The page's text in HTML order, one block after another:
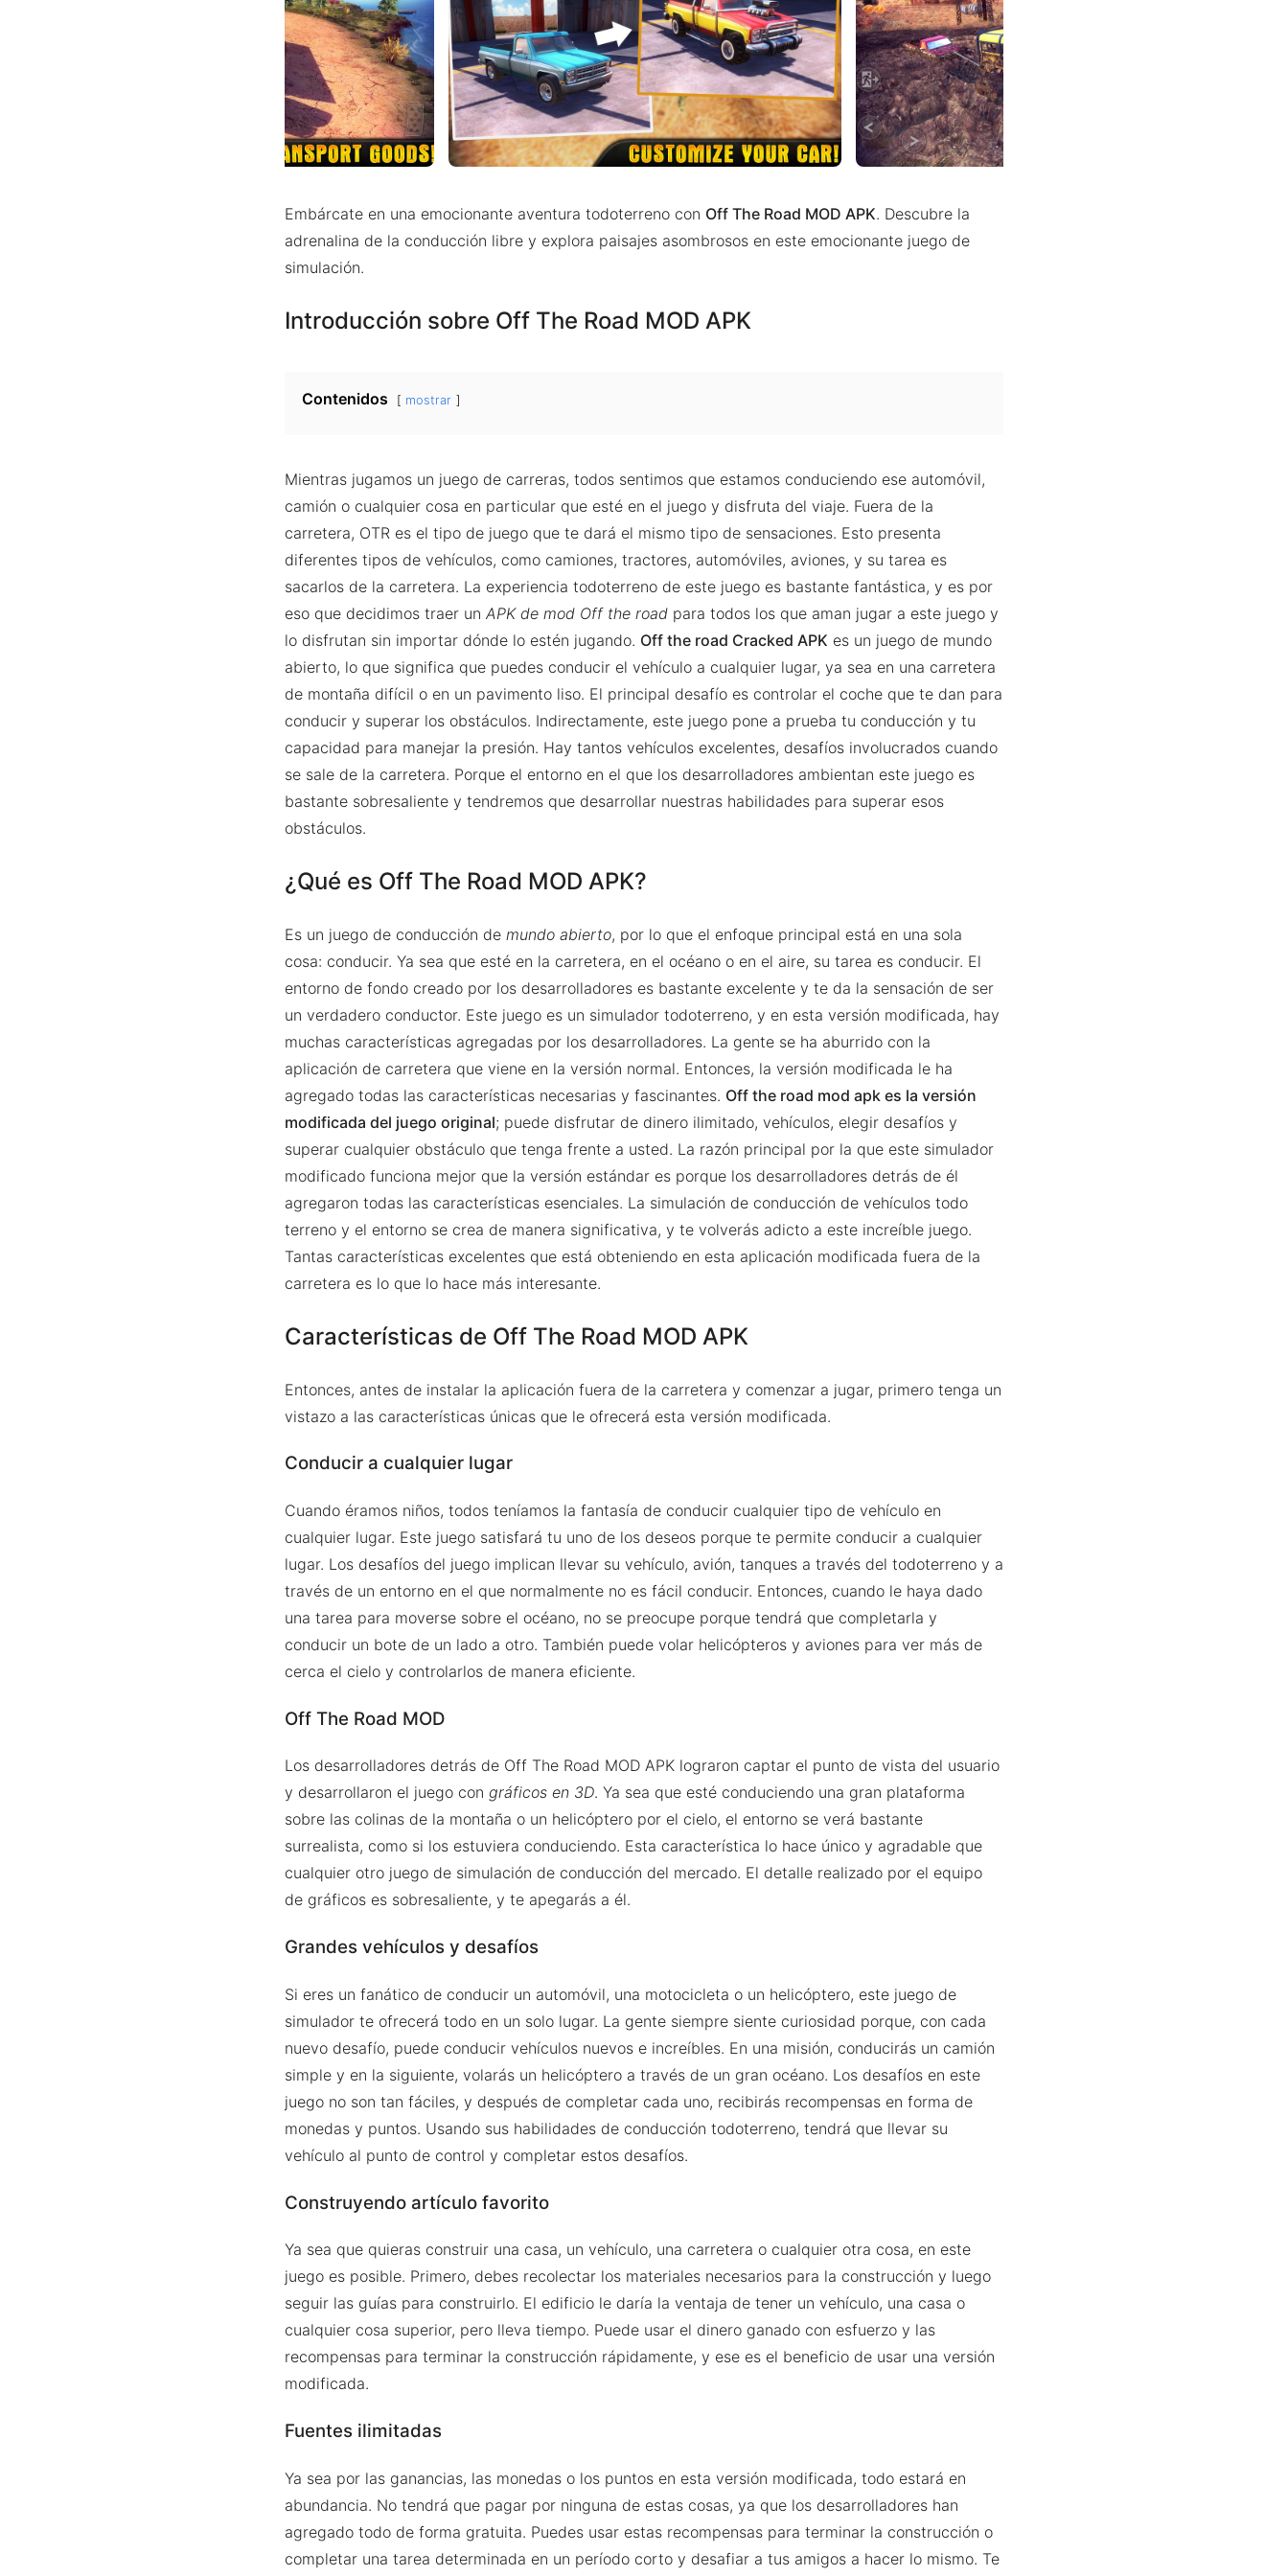
Embárcate en una emocionante aventura todoterreno con Off The Road MOD APK. Descubre la
adrenalina de la conducción libre y explora paisajes asombrosos en este emocionante juego de
simulación.
Introducción sobre Off The Road MOD APK
Contenidos mostrar
Mientras jugamos un juego de carreras, todos sentimos que estamos conduciendo ese automóvil,
camión o cualquier cosa en particular que esté en el juego y disfruta del viaje. Fuera de la
carretera, OTR es el tipo de juego que te dará el mismo tipo de sensaciones. Esto presenta
diferentes tipos de vehículos, como camiones, tractores, automóviles, aviones, y su tarea es
sacarlos de la carretera. La experiencia todoterreno de este juego es bastante fantástica, y es por
eso que decidimos traer un APK de mod Off the roadpara todos los que aman jugar a este juego y
lo disfrutan sin importar dónde lo estén jugando. Off the road Cracked APK es un juego de mundo
abierto, lo que significa que puedes conducir el vehículo a cualquier lugar, ya sea en una carretera
de montaña difícil o en un pavimento liso. El principal desafío es controlar el coche que te dan para
conducir y superar los obstáculos. Indirectamente, este juego pone a prueba tu conducción y tu
capacidad para manejar la presión. Hay tantos vehículos excelentes, desafíos involucrados cuando
se sale de la carretera. Porque el entorno en el que los desarrolladores ambientan este juego es
bastante sobresaliente y tendremos que desarrollar nuestras habilidades para superar esos
obstáculos.
¿Qué es Off The Road MOD APK?
Es un juego de conducción de mundo abierto, por lo que el enfoque principal está en una sola
cosa: conducir. Ya sea que esté en la carretera, en el océano o en el aire, su tarea es conducir. El
entorno de fondo creado por los desarrolladores es bastante excelente y te da la sensación de ser
un verdadero conductor. Este juego es un simulador todoterreno, y en esta versión modificada, hay
muchas características agregadas por los desarrolladores. La gente se ha aburrido con la
aplicación de carretera que viene en la versión normal. Entonces, la versión modificada le ha
agregado todas las características necesarias y fascinantes. Off the road mod apk es la versión
modificada del juego original; puede disfrutar de dinero ilimitado, vehículos, elegir desafíos y
superar cualquier obstáculo que tenga frente a usted. La razón principal por la que este simulador
modificado funciona mejor que la versión estándar es porque los desarrolladores detrás de él
agregaron todas las características esenciales. La simulación de conducción de vehículos todo
terreno y el entorno se crea de manera significativa, y te volverás adicto a este increíble juego.
Tantas características excelentes que está obteniendo en esta aplicación modificada fuera de la
carretera es lo que lo hace más interesante.
Características de Off The Road MOD APK
Entonces, antes de instalar la aplicación fuera de la carretera y comenzar a jugar, primero tenga un
vistazo a las características únicas que le ofrecerá esta versión modificada.
Conducir a cualquier lugar
Cuando éramos niños, todos teníamos la fantasía de conducir cualquier tipo de vehículo en
cualquier lugar. Este juego satisfará tu uno de los deseos porque te permite conducir a cualquier
lugar. Los desafíos del juego implican llevar su vehículo, avión, tanques a través del todoterreno y a
través de un entorno en el que normalmente no es fácil conducir. Entonces, cuando le haya dado
una tarea para moverse sobre el océano, no se preocupe porque tendrá que completarla y
conducir un bote de un lado a otro. También puede volar helicópteros y aviones para ver más de
cerca el cielo y controlarlos de manera eficiente.
Off The Road MOD
Los desarrolladores detrás de Off The Road MOD APK lograron captar el punto de vista del usuario
y desarrollaron el juego con gráficos en 3D. Ya sea que esté conduciendo una gran plataforma
sobre las colinas de la montaña o un helicóptero por el cielo, el entorno se verá bastante
surrealista, como si los estuviera conduciendo. Esta característica lo hace único y agradable que
cualquier otro juego de simulación de conducción del mercado. El detalle realizado por el equipo
de gráficos es sobresaliente, y te apegarás a él.
Grandes vehículos y desafíos
Si eres un fanático de conducir un automóvil, una motocicleta o un helicóptero, este juego de
simulador te ofrecerá todo en un solo lugar. La gente siempre siente curiosidad porque, con cada
nuevo desafío, puede conducir vehículos nuevos e increíbles. En una misión, conducirás un camión
simple y en la siguiente, volarás un helicóptero a través de un gran océano. Los desafíos en este
juego no son tan fáciles, y después de completar cada uno, recibirás recompensas en forma de
monedas y puntos. Usando sus habilidades de conducción todoterreno, tendrá que llevar su
vehículo al punto de control y completar estos desafíos.
Construyendo artículo favorito
Ya sea que quieras construir una casa, un vehículo, una carretera o cualquier otra cosa, en este
juego es posible. Primero, debes recolectar los materiales necesarios para la construcción y luego
seguir las guías para construirlo. El edificio le daría la ventaja de tener un vehículo, una casa o
cualquier cosa superior, pero lleva tiempo. Puede usar el dinero ganado con esfuerzo y las
recompensas para terminar la construcción rápidamente, y ese es el beneficio de usar una versión
modificada.
Fuentes ilimitadas
Ya sea por las ganancias, las monedas o los puntos en esta versión modificada, todo estará en
abundancia. No tendrá que pagar por ninguna de estas cosas, ya que los desarrolladores han
agregado todo de forma gratuita. Puedes usar estas recompensas para terminar la construcción o
completar una tarea determinada en un período corto y desafiar a tus amigos a hacer lo mismo. Te